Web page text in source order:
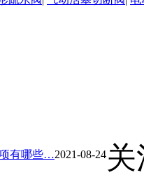
2021-08-24
有哪些…